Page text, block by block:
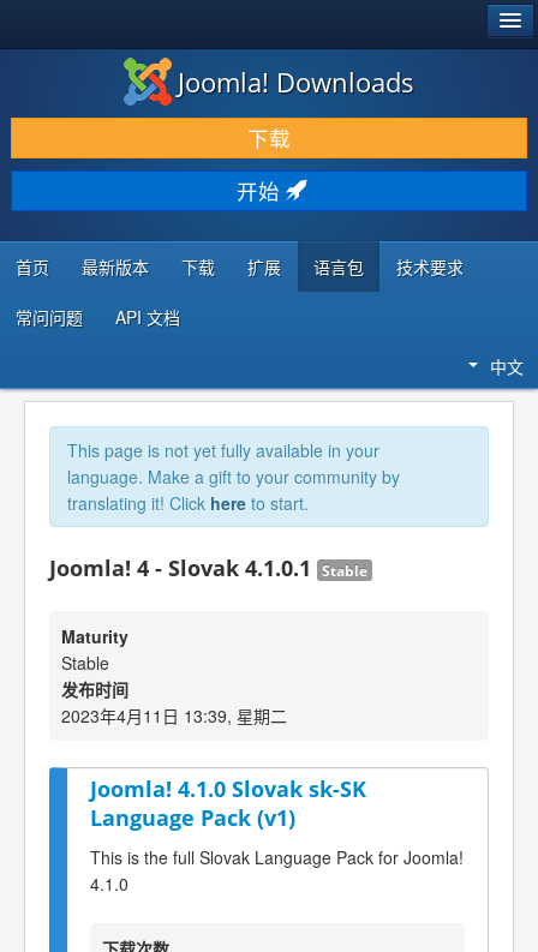
下载 & 扩展
发现 & 学习
社区 & 支持
开发者资源
Joomla! Downloads
下载
开始
首页 最新版本 下载 扩展 语言包 技术要求
常问问题 API 文档
中文
This page is not yet fully available in your
language. Make a gift to your community by
translating it! Click here to start.
Joomla! 4 - Slovak 4.1.0.1 Stable
Maturity
Stable
发布时间
2023年4月11日 13:39, 星期二
Joomla! 4.1.0 Slovak sk-SK
Language Pack (v1)
This is the full Slovak Language Pack for Joomla!
4.1.0